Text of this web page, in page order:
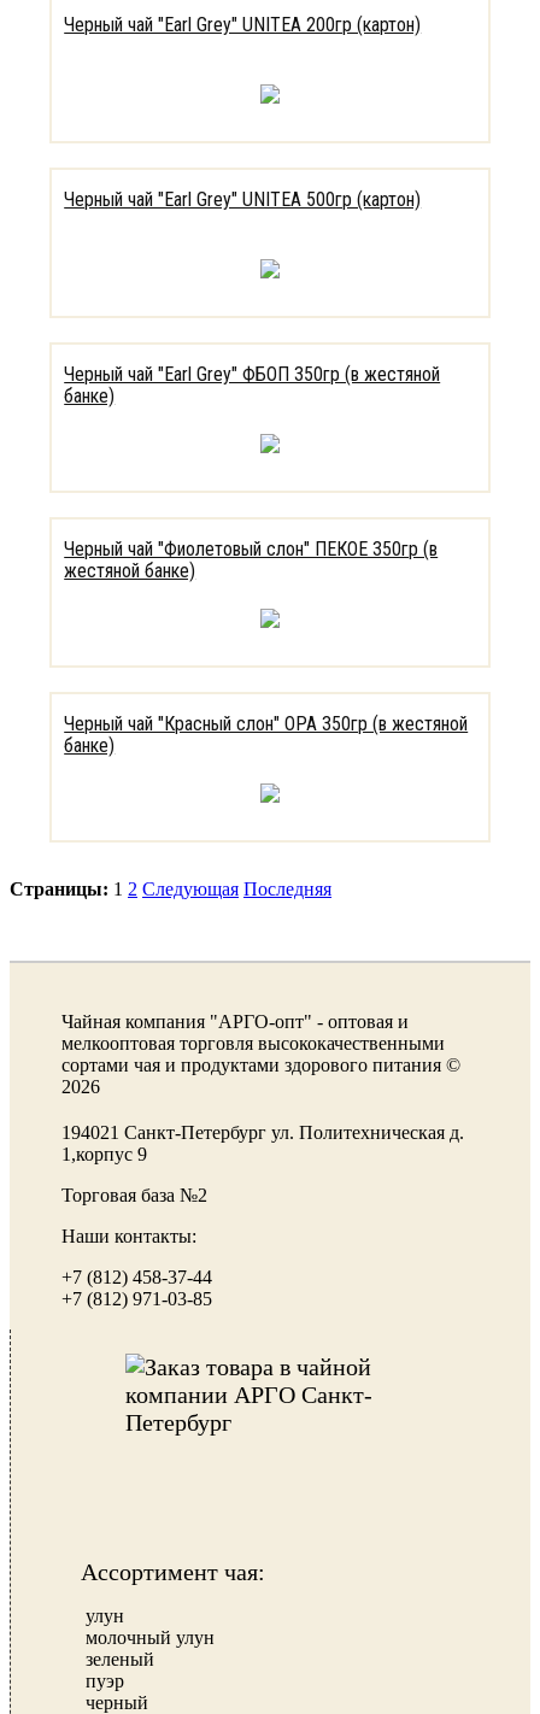
Черный чай "Earl Grey" UNITEA 200гр (картон)
Черный чай "Earl Grey" UNITEA 500гр (картон)
Черный чай "Earl Grey" ФБОП 350гр (в жестяной
банке)
Черный чай "Фиолетовый слон" ПЕКОЕ 350гр (в
жестяной банке)
Черный чай "Красный слон" OPA 350гр (в жестяной
банке)
Страницы: 1 2 Следующая Последняя
Чайная компания "АРГО-опт" - оптовая и
мелкооптовая торговля высококачественными
сортами чая и продуктами здорового питания ©
2026
194021 Санкт-Петербург ул. Политехническая д.
1,корпус 9
Торговая база №2
Наши контакты:
+7 (812) 458-37-44
+7 (812) 971-03-85
Ассортимент чая:
улун
молочный улун
зеленый
пуэр
черный